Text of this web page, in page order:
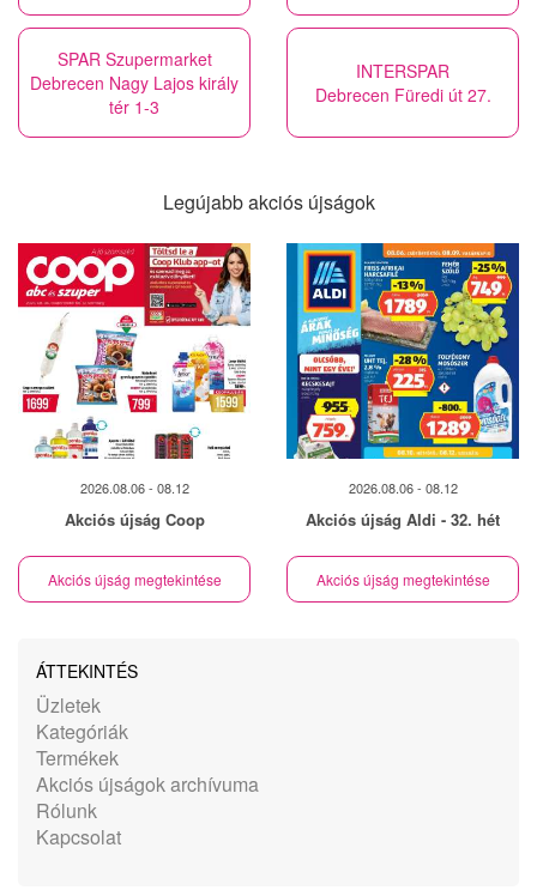
SPAR Szupermarket
Debrecen Nagy Lajos király
tér 1-3
INTERSPAR
Debrecen Füredi út 27.
Legújabb akciós újságok
2026.08.06 - 08.12
Akciós újság Coop
Akciós újság megtekintése
2026.08.06 - 08.12
Akciós újság Aldi - 32. hét
Akciós újság megtekintése
ÁTTEKINTÉS
Üzletek
Kategóriák
Termékek
Akciós újságok archívuma
Rólunk
Kapcsolat